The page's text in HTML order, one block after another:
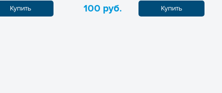
Купить 100 руб. Купить